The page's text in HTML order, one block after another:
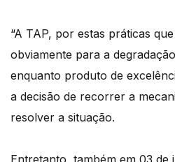
“A TAP, por estas práticas
obviamente para a
enquanto produto de
a decisão de recorrer a
resolver a situação.